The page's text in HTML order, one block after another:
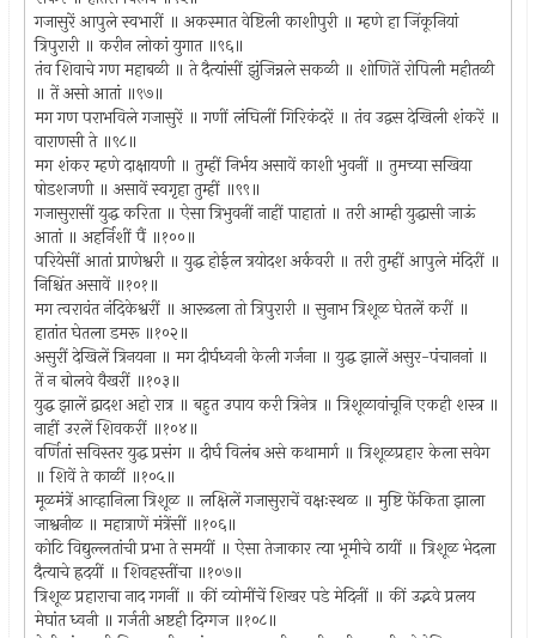
गजासुरें आपुले स्वभारीं ॥ अकस्मात वेष्टिली काशीपुरी ॥ म्हणे हा जिंकूनियां
त्रिपुरारी ॥ करीन लोकां युगात ॥९६॥
तंव शिवाचे गण महाबळी ॥ ते दैत्यांसीं झुंजिन्नले सकळी ॥ शोणितें रोपिली महीतळी
॥ तें असो आतां ॥९७॥
मग गण पराभविले गजासुरें ॥ गणीं लंघिलीं गिरिकंदरें ॥ तंव उद्वस देखिली शंकरें ॥
वाराणसी ते ॥९८॥
मग शंकर म्हणे दाक्षायणी ॥ तुम्हीं निर्भय असावें काशी भुवनीं ॥ तुमच्या सखिया
षोडशजणी ॥ असावें स्वगृहा तुम्हीं ॥९९॥
गजासुरासीं युद्ध करिता ॥ ऐसा त्रिभुवनीं नाहीं पाहातां ॥ तरी आम्ही युद्धासी जाऊं
आतां ॥ अहर्निशीं पैं ॥१००॥
परियेसीं आतां प्राणेश्वरी ॥ युद्ध होईल त्रयोदश अर्कवरी ॥ तरी तुम्हीं आपुले मंदिरीं ॥
निश्चिंत असावें ॥१०१॥
मग त्वरावंत नंदिकेश्वरीं ॥ आरूढला तो त्रिपुरारी ॥ सुनाभ त्रिशूळ घेतलें करीं ॥
हातांत घेतला डमरू ॥१०२॥
असुरीं देखिलें त्रिनयना ॥ मग दीर्घध्वनी केली गर्जना ॥ युद्ध झालें असुर-पंचाननां ॥
तें न बोलवे वैखरीं ॥१०३॥
युद्ध झालें द्वादश अहो रात्र ॥ बहुत उपाय करी त्रिनेत्र ॥ त्रिशूळावांचूनि एकही शस्त्र ॥
नाहीं उरलें शिवकरीं ॥१०४॥
वर्णितां सविस्तर युद्ध प्रसंग ॥ दीर्घ विलंब असे कथामार्ग ॥ त्रिशूळप्रहार केला सवेग
॥ शिवें ते काळीं ॥१०५॥
मूळमंत्रें आव्हानिला त्रिशूळ ॥ लक्षिलें गजासुराचें वक्षःस्थळ ॥ मुष्टि फेंकिता झाला
जाश्वनीळ ॥ महात्राणें मंत्रेंसीं ॥१०६॥
कोटि विद्युल्लतांची प्रभा ते समयीं ॥ ऐसा तेजाकार त्या भूमीचे ठायीं ॥ त्रिशूळ भेदला
दैत्याचे ह्रदयीं ॥ शिवहस्तींचा ॥१०७॥
त्रिशूळ प्रहाराचा नाद गगनीं ॥ कीं व्योमींचें शिखर पडे मेदिनीं ॥ कीं उद्भवे प्रलय
मेघांत ध्वनी ॥ गर्जती अष्टही दिग्गज ॥१०८॥